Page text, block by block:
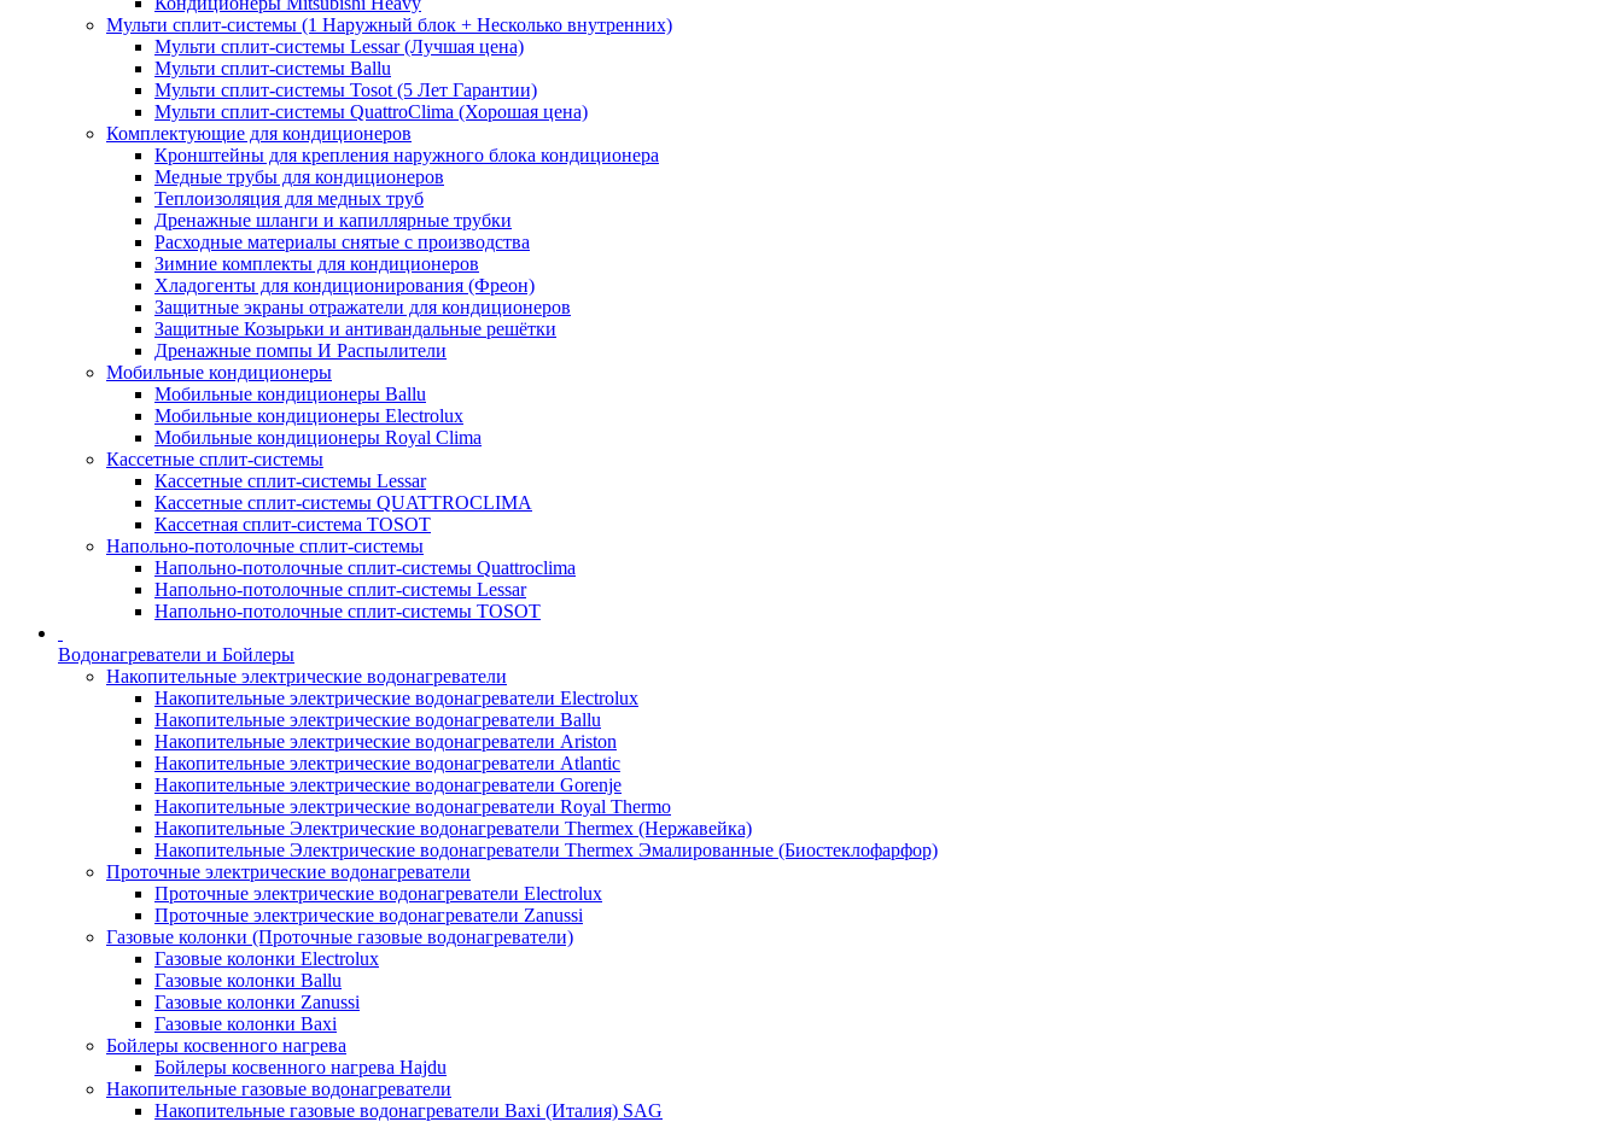
Мульти сплит-системы (1 Наружный блок + Несколько внутренних)
Мульти сплит-системы Lessar (Лучшая цена)
Мульти сплит-системы Ballu
Мульти сплит-системы Tosot (5 Лет Гарантии)
Мульти сплит-системы QuattroClima (Хорошая цена)
Комплектующие для кондиционеров
Кронштейны для крепления наружного блока кондиционера
Медные трубы для кондиционеров
Теплоизоляция для медных труб
Дренажные шланги и капиллярные трубки
Расходные материалы снятые с производства
Зимние комплекты для кондиционеров
Хладогенты для кондиционирования (Фреон)
Защитные экраны отражатели для кондиционеров
Защитные Козырьки и антивандальные решётки
Дренажные помпы И Распылители
Мобильные кондиционеры
Мобильные кондиционеры Ballu
Мобильные кондиционеры Electrolux
Мобильные кондиционеры Royal Clima
Кассетные сплит-системы
Кассетные сплит-системы Lessar
Кассетные сплит-системы QUATTROCLIMA
Кассетная сплит-система TOSOT
Напольно-потолочные сплит-системы
Напольно-потолочные сплит-системы Quattroclima
Напольно-потолочные сплит-системы Lessar
Напольно-потолочные сплит-системы TOSOT
Водонагреватели и Бойлеры
Накопительные электрические водонагреватели
Накопительные электрические водонагреватели Electrolux
Накопительные электрические водонагреватели Ballu
Накопительные электрические водонагреватели Ariston
Накопительные электрические водонагреватели Atlantic
Накопительные электрические водонагреватели Gorenje
Накопительные электрические водонагреватели Royal Thermo
Накопительные Электрические водонагреватели Thermex (Нержавейка)
Накопительные Электрические водонагреватели Thermex Эмалированные (Биостеклофарфор)
Проточные электрические водонагреватели
Проточные электрические водонагреватели Electrolux
Проточные электрические водонагреватели Zanussi
Газовые колонки (Проточные газовые водонагреватели)
Газовые колонки Electrolux
Газовые колонки Ballu
Газовые колонки Zanussi
Газовые колонки Baxi
Бойлеры косвенного нагрева
Бойлеры косвенного нагрева Hajdu
Накопительные газовые водонагреватели
Накопительные газовые водонагреватели Baxi (Италия) SAG